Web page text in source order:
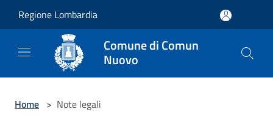
Regione Lombardia
Comune di Comun
Nuovo
Home > Note legali